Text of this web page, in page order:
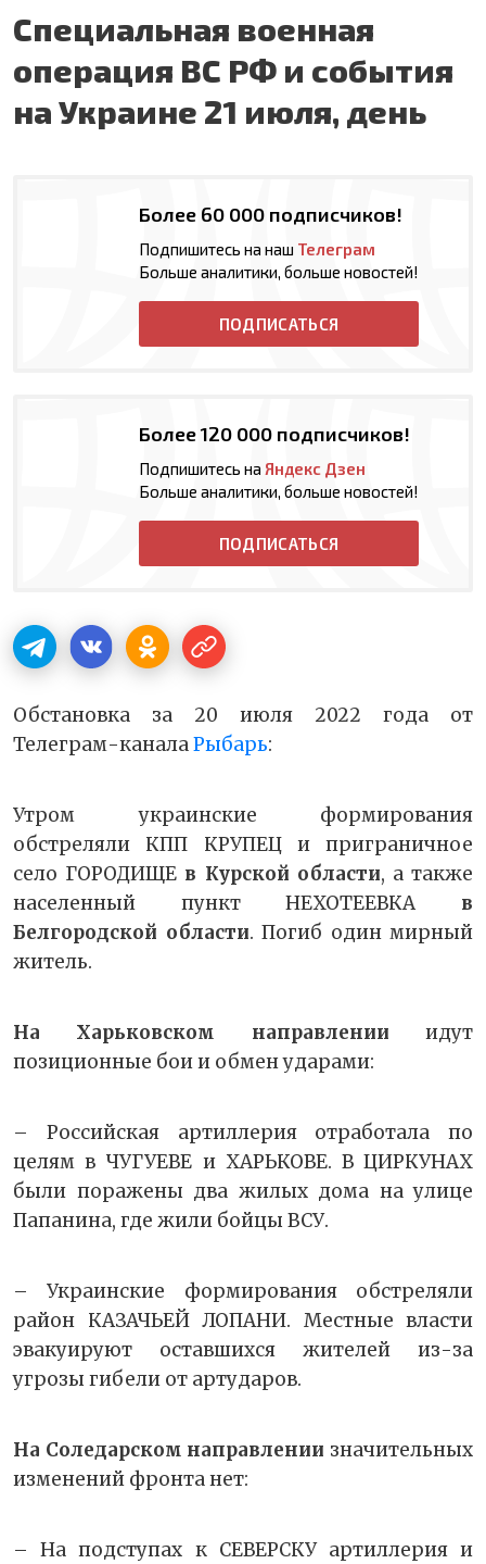
Специальная военная
операция ВС РФ и события
на Украине 21 июля, день
Более 60 000 подписчиков!
Подпишитесь на наш Телеграм
Больше аналитики, больше новостей!
ПОДПИСАТЬСЯ
Более 120 000 подписчиков!
Подпишитесь на Яндекс Дзен
Больше аналитики, больше новостей!
ПОДПИСАТЬСЯ
Обстановка за 20 июля 2022 года от
Телеграм-каналаРыбарь:
Утром украинские формирования
обстреляли КПП КРУПЕЦ и приграничное
село ГОРОДИЩЕ в Курской области, а также
населенный пункт НЕХОТЕЕВКА в
Белгородской области. Погиб один мирный
житель.
На Харьковском направлении идут
позиционные бои и обмен ударами:
– Российская артиллерия отработала по
целям в ЧУГУЕВЕ и ХАРЬКОВЕ. В ЦИРКУНАХ
были поражены два жилых дома на улице
Папанина, где жили бойцы ВСУ.
– Украинские формирования обстреляли
район КАЗАЧЬЕЙ ЛОПАНИ. Местные власти
эвакуируют оставшихся жителей из-за
угрозы гибели от артударов.
На Соледарском направлении значительных
изменений фронта нет:
– На подступах к СЕВЕРСКУ артиллерия и